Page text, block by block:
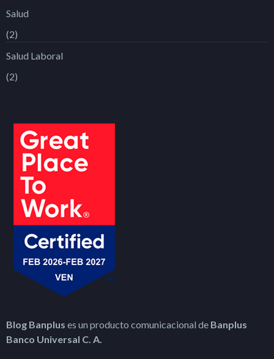
Salud
(2)
Salud Laboral
(2)
Blog Banplus es un producto comunicacional de Banplus
Banco Universal C. A.